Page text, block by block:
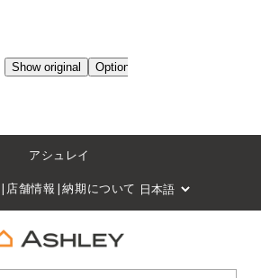
アシュレイ
| 店舗情報 |納期について